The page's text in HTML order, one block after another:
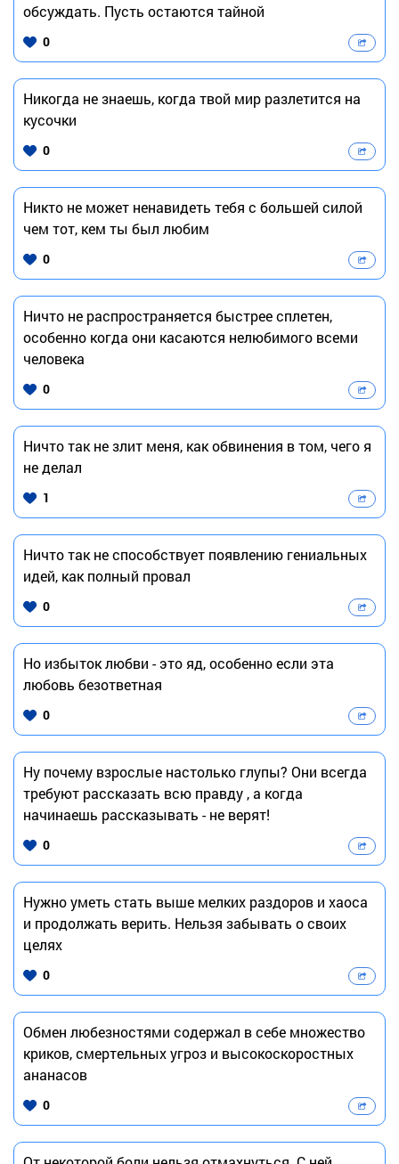
обсуждать. Пусть остаются тайной
0
Никогда не знаешь, когда твой мир разлетится на
кусочки
0
Никто не может ненавидеть тебя с большей силой
чем тот, кем ты был любим
0
Ничто не распространяется быстрее сплетен,
особенно когда они касаются нелюбимого всеми
человека
0
Ничто так не злит меня, как обвинения в том, чего я
не делал
1
Ничто так не способствует появлению гениальных
идей, как полный провал
0
Но избыток любви - это яд, особенно если эта
любовь безответная
0
Ну почему взрослые настолько глупы? Они всегда
требуют рассказать всю правду , а когда
начинаешь рассказывать - не верят!
0
Нужно уметь стать выше мелких раздоров и хаоса
и продолжать верить. Нельзя забывать о своих
целях
0
Обмен любезностями содержал в себе множество
криков, смертельных угроз и высокоскоростных
ананасов
0